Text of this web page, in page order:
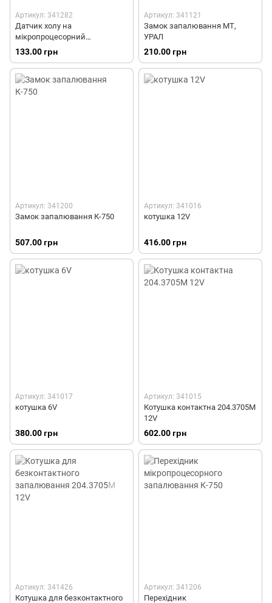
Артикул: 341282
Датчик холу на
мікропроцесорний
запалювання
133.00 грн
Артикул: 341121
Замок запалювання МТ,
УРАЛ
210.00 грн
Артикул: 341200
Замок запалювання К-750
507.00 грн
Артикул: 341016
котушка 12V
416.00 грн
Артикул: 341017
котушка 6V
380.00 грн
Артикул: 341015
Котушка контактна 204.3705М
12V
602.00 грн
Артикул: 341426
Котушка для безконтактного
Артикул: 341206
Перехідник